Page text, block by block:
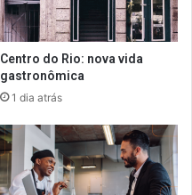
Centro do Rio: nova vida
gastronômica
1 dia atrás